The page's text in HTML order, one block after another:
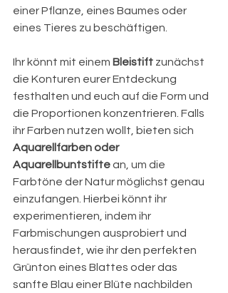
einer Pflanze, eines Baumes oder
eines Tieres zu beschäftigen.
Ihr könnt mit einem Bleistift zunächst
die Konturen eurer Entdeckung
festhalten und euch auf die Form und
die Proportionen konzentrieren. Falls
ihr Farben nutzen wollt, bieten sich
Aquarellfarben oder
Aquarellbuntstifte an, um die
Farbtöne der Natur möglichst genau
einzufangen. Hierbei könnt ihr
experimentieren, indem ihr
Farbmischungen ausprobiert und
herausfindet, wie ihr den perfekten
Grünton eines Blattes oder das
sanfte Blau einer Blüte nachbilden